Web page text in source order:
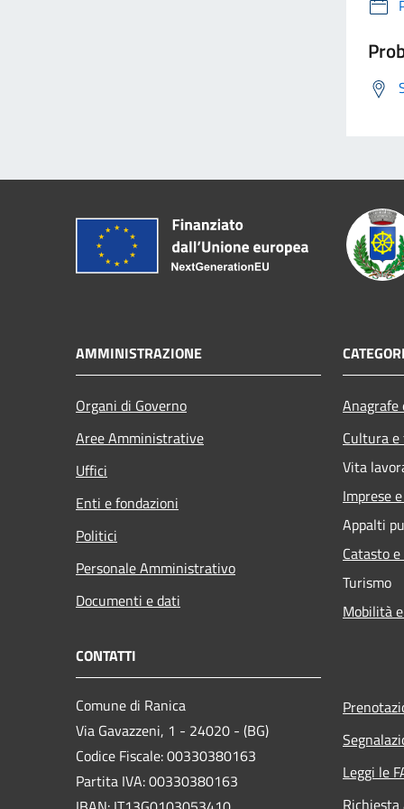
AMMINISTRAZIONE
Organi di Governo
Aree Amministrative
Uffici
Enti e fondazioni
Politici
Personale Amministrativo
Documenti e dati
Cultura
Vita
Imprese
Appalti
Catasto
Turismo
Mobilità
CONTATTI
Comune di Ranica
Via Gavazzeni, 1 - 24020 - (BG)
Codice Fiscale: 00330380163
Partita IVA: 00330380163
Leggi le